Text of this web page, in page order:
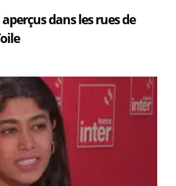
dans les rues de